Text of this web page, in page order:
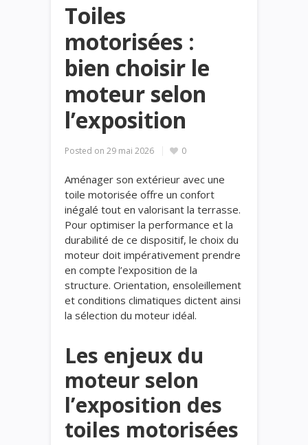
Toiles
motorisées :
bien choisir le
moteur selon
l’exposition
Posted on 29 mai 2026 0
Aménager son extérieur avec une
toile motorisée offre un confort
inégalé tout en valorisant la terrasse.
Pour optimiser la performance et la
durabilité de ce dispositif, le choix du
moteur doit impérativement prendre
en compte l’exposition de la
structure. Orientation, ensoleillement
et conditions climatiques dictent ainsi
la sélection du moteur idéal.
Les enjeux du
moteur selon
l’exposition des
toiles motorisées